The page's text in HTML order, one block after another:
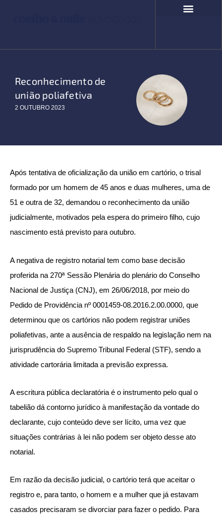
Reconhecimento de
união poliafetiva
2 OUTUBRO 2023
Após tentativa de oficialização da união em cartório, o trisal
formado por um homem de 45 anos e duas mulheres, uma de
51 e outra de 32, demandou o reconhecimento da união
judicialmente, motivados pela espera do primeiro filho, cujo
nascimento está previsto para outubro.
A negativa de registro notarial tem como base decisão
proferida na 270ª Sessão Plenária do plenário do Conselho
Nacional de Justiça (CNJ), em 26/06/2018, por meio do
Pedido de Providência nº 0001459-08.2016.2.00.0000, que
determinou que os cartórios não podem registrar uniões
poliafetivas, ante a ausência de respaldo na legislação nem na
jurisprudência do Supremo Tribunal Federal (STF), sendo a
atividade cartorária limitada a previsão expressa.
A escritura pública declaratória é o instrumento pelo qual o
tabelião dá contorno jurídico à manifestação da vontade do
declarante, cujo conteúdo deve ser lícito, uma vez que
situações contrárias à lei não podem ser objeto desse ato
notarial.
Em razão da decisão judicial, o cartório terá que aceitar o
registro e, para tanto, o homem e a mulher que já estavam
casados precisaram se divorciar para fazer o pedido. Para